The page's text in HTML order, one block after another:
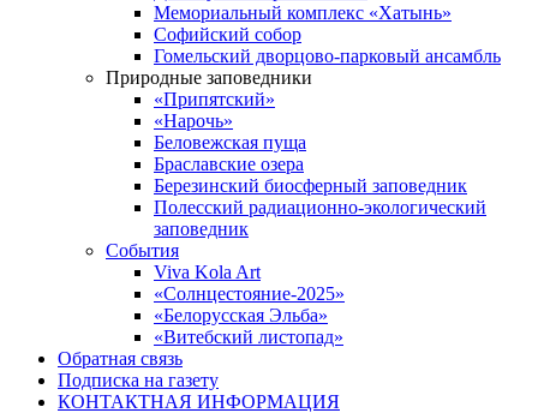
Мемориальный комплекс «Хатынь»
Софийский собор
Гомельский дворцово-парковый ансамбль
Природные заповедники
«Припятский»
«Нарочь»
Беловежская пуща
Браславские озера
Березинский биосферный заповедник
Полесский радиационно-экологический
заповедник
События
Viva Kola Art
«Солнцестояние-2025»
«Белорусская Эльба»
«Витебский листопад»
Обратная связь
Подписка на газету
КОНТАКТНАЯ ИНФОРМАЦИЯ